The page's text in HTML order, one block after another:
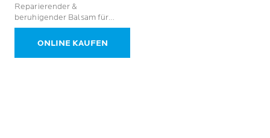
Reparierender &
beruhigender Balsam für
geschädigte und irritierte
ONLINE KAUFEN